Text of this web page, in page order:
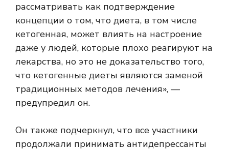
рассматривать как подтверждение
концепции о том, что диета, в том числе
кетогенная, может влиять на настроение
даже у людей, которые плохо реагируют на
лекарства, но это не доказательство того,
что кетогенные диеты являются заменой
традиционных методов лечения», —
предупредил он.
Он также подчеркнул, что все участники
продолжали принимать антидепрессанты